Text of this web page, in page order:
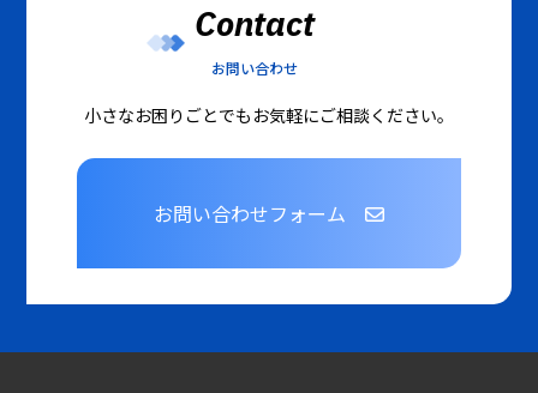
Contact
お問い合わせ
小さなお困りごとでもお気軽にご相談ください。
お問い合わせフォーム